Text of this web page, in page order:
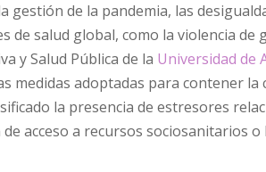
de la pandemia, las
de salud global, como la violencia de
y Salud Pública de la Universidad de
medidas adoptadas para contener
la presencia de estresores
acceso a recursos sociosanitarios